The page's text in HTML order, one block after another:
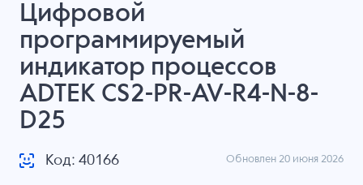
Цифровой
программируемый
индикатор процессов
ADTEK CS2-PR-AV-R4-N-8-
D25
Код: 40166 Обновлен 20 июня 2026